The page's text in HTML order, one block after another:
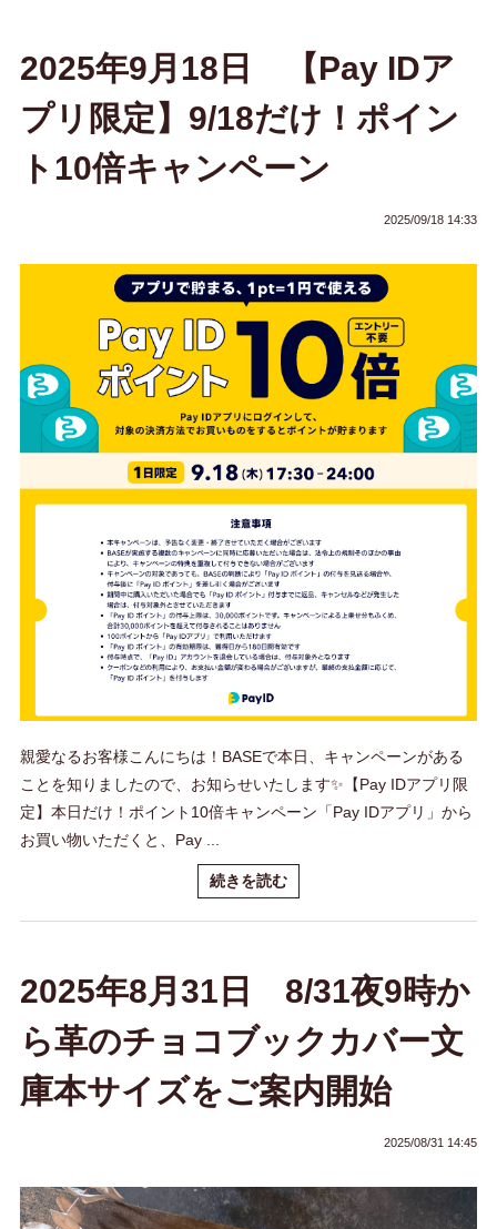
2025年9月18日 【Pay IDア
プリ限定】9/18だけ！ポイン
ト10倍キャンペーン
2025/09/18 14:33
親愛なるお客様こんにちは！BASEで本日、キャンペーンがある
ことを知りましたので、お知らせいたします✨️【Pay IDアプリ限
定】本日だけ！ポイント10倍キャンペーン「Pay IDアプリ」から
お買い物いただくと、Pay ...
続きを読む
2025年8月31日 8/31夜9時か
ら革のチョコブックカバー文
庫本サイズをご案内開始
2025/08/31 14:45